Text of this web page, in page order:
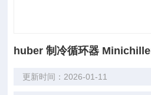
huber 制冷循环器
更新时间：2026-01-11